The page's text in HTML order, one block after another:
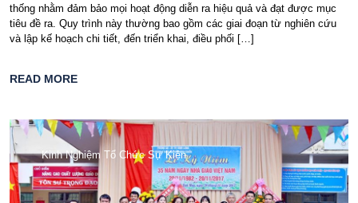
thống nhằm đảm bảo mọi hoạt động diễn ra hiệu quả và đạt được mục
tiêu đề ra. Quy trình này thường bao gồm các giai đoạn từ nghiên cứu
và lập kế hoạch chi tiết, đến triển khai, điều phối […]
READ MORE
Kinh Nghiệm Tổ Chức Sự Kiện